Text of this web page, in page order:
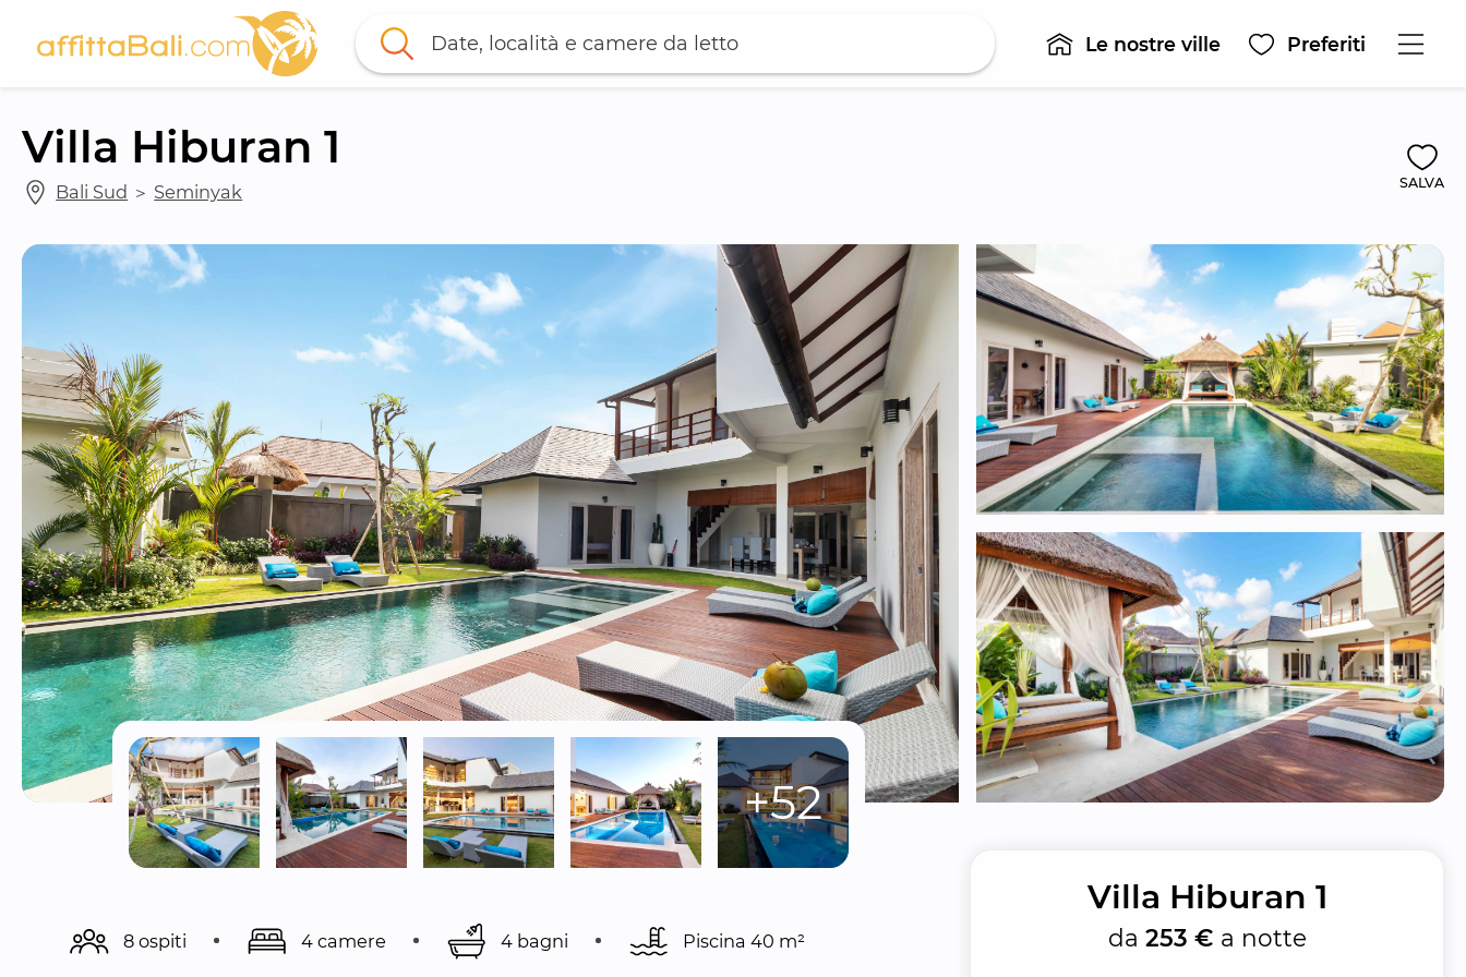
Date, località e camere da letto Le nostre ville Preferiti
Villa Hiburan 1
Bali Sud ＞ Seminyak SALVA
+52
8 ospiti 4 camere 4 bagni Piscina 40 m²
Villa Hiburan 1
da 253 € a notte